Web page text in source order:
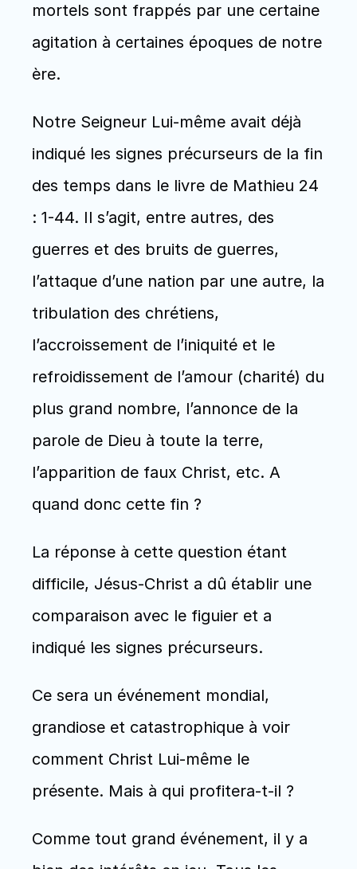
mortels sont frappés par une certaine
agitation à certaines époques de notre
ère.
Notre Seigneur Lui-même avait déjà
indiqué les signes précurseurs de la fin
des temps dans le livre de Mathieu 24
: 1-44. Il s’agit, entre autres, des
guerres et des bruits de guerres,
l’attaque d’une nation par une autre, la
tribulation des chrétiens,
l’accroissement de l’iniquité et le
refroidissement de l’amour (charité) du
plus grand nombre, l’annonce de la
parole de Dieu à toute la terre,
l’apparition de faux Christ, etc. A
quand donc cette fin ?
La réponse à cette question étant
difficile, Jésus-Christ a dû établir une
comparaison avec le figuier et a
indiqué les signes précurseurs.
Ce sera un événement mondial,
grandiose et catastrophique à voir
comment Christ Lui-même le
présente. Mais à qui profitera-t-il ?
Comme tout grand événement, il y a